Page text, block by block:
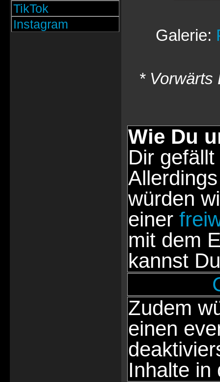
TikTok
Instagram
Galerie:
* Vorwärts
Wie Du
Dir
würden
einer
mit dem
kannst
Zudem
einen
Inhalte in